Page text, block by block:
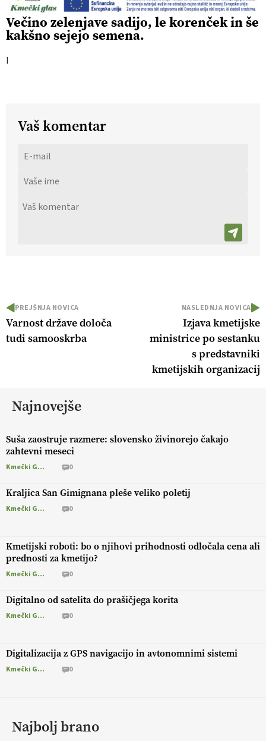
Večino zelenjave sadijo, le korenček in še
kakšno sejejo semena.
I
Vaš komentar
PREJŠNJA NOVICA
Varnost države določa
tudi samooskrba
NASLEDNJA NOVICA
Izjava kmetijske
ministrice po sestanku
s predstavniki
kmetijskih organizacij
Najnovejše
Suša zaostruje razmere: slovensko živinorejo čakajo
zahtevni meseci
Kmečki Glas 0
Kraljica San Gimignana pleše veliko poletij
Kmečki Glas 0
Kmetijski roboti: bo o njihovi prihodnosti odločala cena ali
prednosti za kmetijo?
Kmečki Glas 0
Digitalno od satelita do prašičjega korita
Kmečki Glas 0
Digitalizacija z GPS navigacijo in avtonomnimi sistemi
Kmečki Glas 0
Najbolj brano